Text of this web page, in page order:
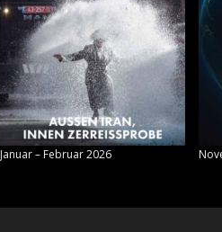
Januar – Februar 2026